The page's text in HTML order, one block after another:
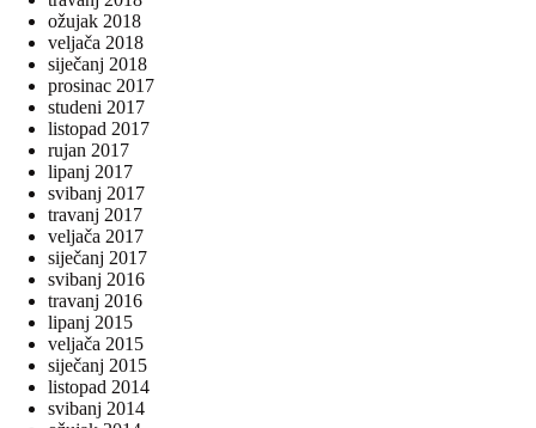
ožujak 2018
veljača 2018
siječanj 2018
prosinac 2017
studeni 2017
listopad 2017
rujan 2017
lipanj 2017
svibanj 2017
travanj 2017
veljača 2017
siječanj 2017
svibanj 2016
travanj 2016
lipanj 2015
veljača 2015
siječanj 2015
listopad 2014
svibanj 2014